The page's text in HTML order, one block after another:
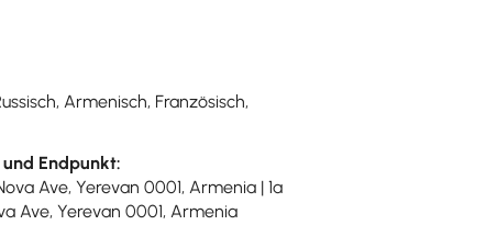
Armenisch, Französisch,
Endpunkt:
Ave, Yerevan 0001, Armenia | 1a
Ave, Yerevan 0001, Armenia